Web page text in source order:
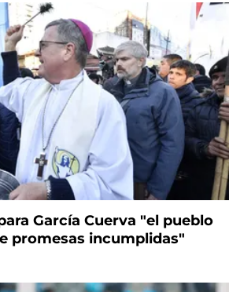
García Cuerva "el pueblo
promesas incumplidas"